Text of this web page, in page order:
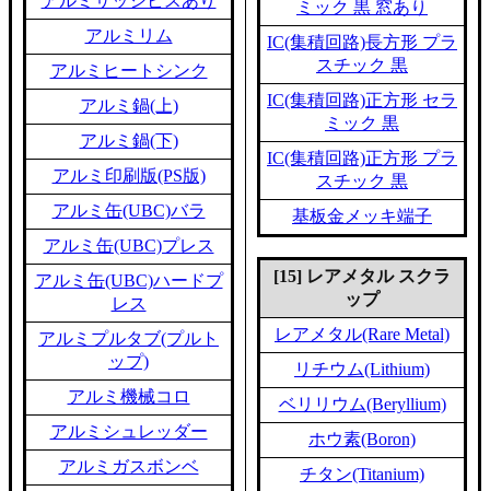
アルミリム
アルミヒートシンク
アルミ鍋(上)
アルミ鍋(下)
アルミ印刷版(PS版)
アルミ缶(UBC)バラ
アルミ缶(UBC)プレス
アルミ缶(UBC)ハードプ
レス
アルミプルタブ(プルト
ップ)
アルミ機械コロ
アルミシュレッダー
アルミガスボンベ
ミック 黒 窓あり
IC(集積回路)長方形 プラ
スチック 黒
IC(集積回路)正方形 セラ
ミック 黒
IC(集積回路)正方形 プラ
スチック 黒
基板金メッキ端子
[15] レアメタル スクラ
ップ
レアメタル(Rare Metal)
リチウム(Lithium)
ベリリウム(Beryllium)
ホウ素(Boron)
チタン(Titanium)